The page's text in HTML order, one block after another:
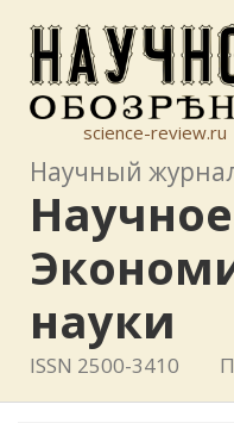
science-review.ru
Научный
науки
ISSN 2500-3410